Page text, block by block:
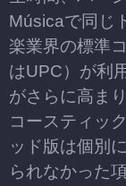
Músicaで同じ
楽業界の標準
はUPC）が利
がさらに高ま
コースティッ
ッド版は個別
られなかった